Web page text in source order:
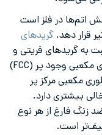
اتم‌ها در فلز است
قرار دهد. گریدهای
به گریدهای فریتی و
مارتنزیتی دارند. علت آن نیز ساختار بلوری مکعبی وجود پر (FCC)
مکعبی مرکز پر
زنگ فارغ از هر نوع
است.